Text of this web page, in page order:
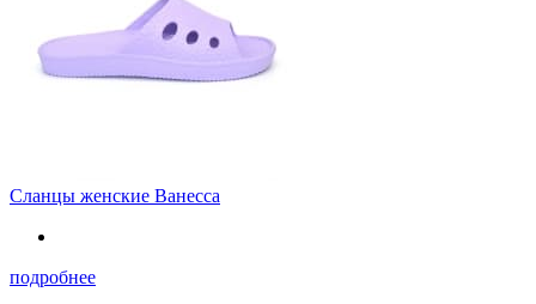
Сланцы женские Ванесса
подробнее